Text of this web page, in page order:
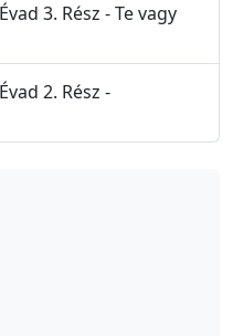
3. Rész - Te vagy
2. Rész -